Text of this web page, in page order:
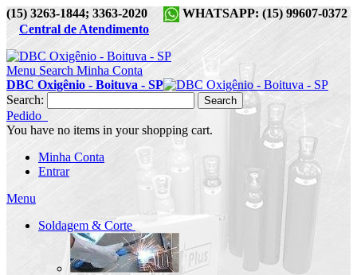
(15) 3263-1844; 3363-2020
WHATSAPP: (15) 99607-0372
Central de Atendimento
Menu Search Minha Conta
DBC Oxigênio - Boituva - SP
Search:
Search
Pedido
You have no items in your shopping cart.
Minha Conta
Entrar
Menu
Soldagem & Corte